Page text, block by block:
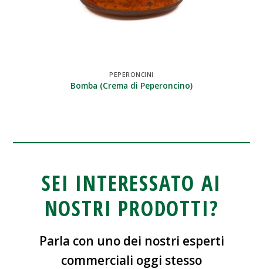
PEPERONCINI
Bomba (Crema di Peperoncino)
SEI INTERESSATO AI
NOSTRI PRODOTTI?
Parla con uno dei nostri esperti
commerciali oggi stesso